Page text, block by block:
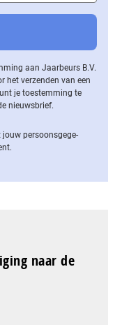
aan Jaarbeurs B.V.
het verzenden van een
je toestemming te
nieuwsbrief.
jouw per­soons­ge­ge­
naar de